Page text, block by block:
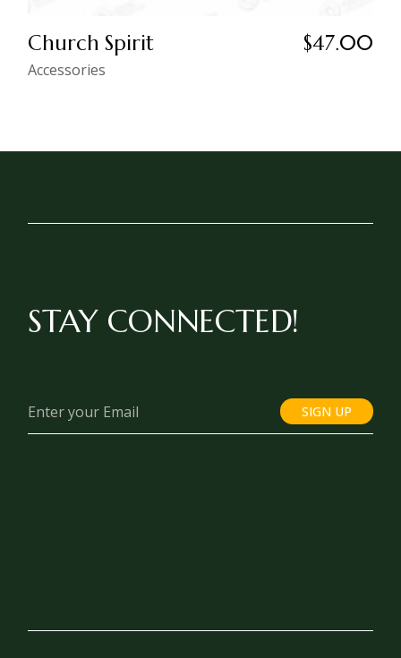
Church Spirit $47.00
Accessories
STAY CONNECTED!
SIGN UP